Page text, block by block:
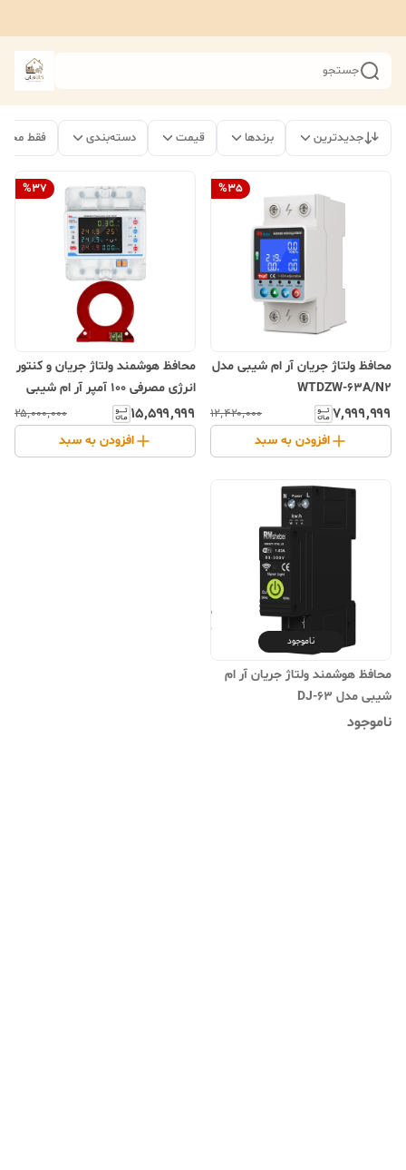
جستجو
جدیدترین برندها قیمت دسته‌بندی فقط
%35
محافظ ولتاژ جریان آر ام شیبی مدل
WTDZW-63A/N2
۷٬۹۹۹٬۹۹۹ ۱۲٬۴۲۰٬۰۰۰
افزودن به سبد
%37
محافظ هوشمند ولتاژ جریان و کنتور
انرژی مصرفی 100 آمپر آر ام شیبی
مدل 3PNB
۱۵٬۵۹۹٬۹۹۹ ۲۵٬۰۰۰٬۰۰۰
افزودن به سبد
ناموجود
محافظ هوشمند ولتاژ جریان آر ام
شیبی مدل DJ-63
ناموجود